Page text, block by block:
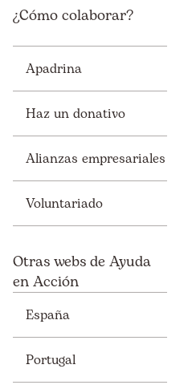
¿Cómo colaborar?
Apadrina
Haz un donativo
Alianzas empresariales
Voluntariado
Otras webs de Ayuda
en Acción
España
Portugal